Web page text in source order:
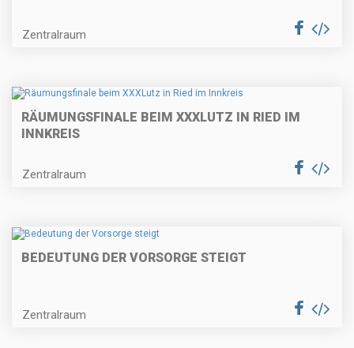
Zentralraum
RÄUMUNGSFINALE BEIM XXXLUTZ IN RIED IM
INNKREIS
Zentralraum
BEDEUTUNG DER VORSORGE STEIGT
Zentralraum